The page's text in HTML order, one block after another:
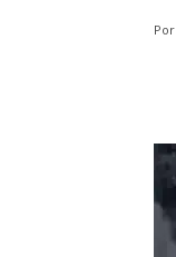
Por